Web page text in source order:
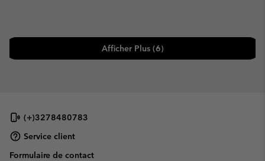
Afficher Plus (6)
(+)3278480783
Service client
Formulaire de contact